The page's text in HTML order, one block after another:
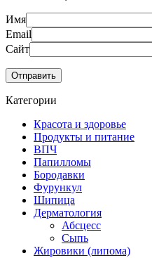
Имя
Email
Сайт
Категории
Красота и здоровье
Продукты и питание
ВПЧ
Папилломы
Бородавки
Фурункул
Шипица
Дерматология
Абсцесс
Сыпь
Жировики (липома)